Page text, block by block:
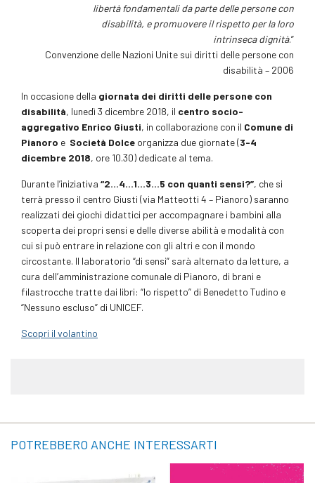
libertà fondamentali da parte delle persone con
disabilità, e promuovere il rispetto per la loro
intrinseca dignità.”
Convenzione delle Nazioni Unite sui diritti delle persone con
disabilità – 2006
In occasione della giornata dei diritti delle persone con
disabilità, lunedì 3 dicembre 2018, il centro socio-
aggregativo Enrico Giusti, in collaborazione con il Comune di
Pianoro e Società Dolce organizza due giornate (3-4
dicembre 2018, ore 10.30) dedicate al tema.
Durante l’iniziativa “2…4…1…3…5 con quanti sensi?”, che si
terrà presso il centro Giusti (via Matteotti 4 – Pianoro) saranno
realizzati dei giochi didattici per accompagnare i bambini alla
scoperta dei propri sensi e delle diverse abilità e modalità con
cui si può entrare in relazione con gli altri e con il mondo
circostante. Il laboratorio “di sensi” sarà alternato da letture, a
cura dell’amministrazione comunale di Pianoro, di brani e
filastrocche tratte dai libri: “Io rispetto” di Benedetto Tudino e
“Nessuno escluso” di UNICEF.
Scopri il volantino
POTREBBERO ANCHE INTERESSARTI